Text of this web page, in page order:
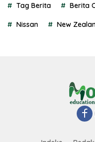
Tag Berita Berita
Nissan New